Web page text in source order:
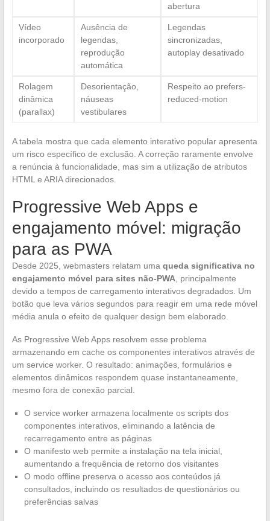
abertura
Vídeo
incorporado
Ausência de
legendas,
reprodução
automática
Legendas
sincronizadas,
autoplay desativado
Rolagem
dinâmica
(parallax)
Desorientação,
náuseas
vestibulares
Respeito ao prefers-
reduced-motion
A tabela mostra que cada elemento interativo popular apresenta
um risco específico de exclusão. A correção raramente envolve
a renúncia à funcionalidade, mas sim a utilização de atributos
HTML e ARIA direcionados.
Progressive Web Apps e
engajamento móvel: migração
para as PWA
Desde 2025, webmasters relatam uma queda significativa no
engajamento móvel para sites não-PWA, principalmente
devido a tempos de carregamento interativos degradados. Um
botão que leva vários segundos para reagir em uma rede móvel
média anula o efeito de qualquer design bem elaborado.
As Progressive Web Apps resolvem esse problema
armazenando em cache os componentes interativos através de
um service worker. O resultado: animações, formulários e
elementos dinâmicos respondem quase instantaneamente,
mesmo fora de conexão parcial.
O service worker armazena localmente os scripts dos
componentes interativos, eliminando a latência de
recarregamento entre as páginas
O manifesto web permite a instalação na tela inicial,
aumentando a frequência de retorno dos visitantes
O modo offline preserva o acesso aos conteúdos já
consultados, incluindo os resultados de questionários ou
preferências salvas